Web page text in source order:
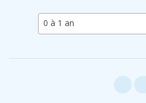
0 à 1 an